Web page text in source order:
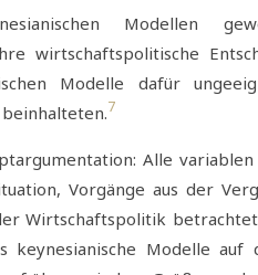
Modellen
wirtschaftspolitische
Modelle dafür
7
Alle
Vorgänge aus der
Wirtschaftspolitik
keynesianische Modelle